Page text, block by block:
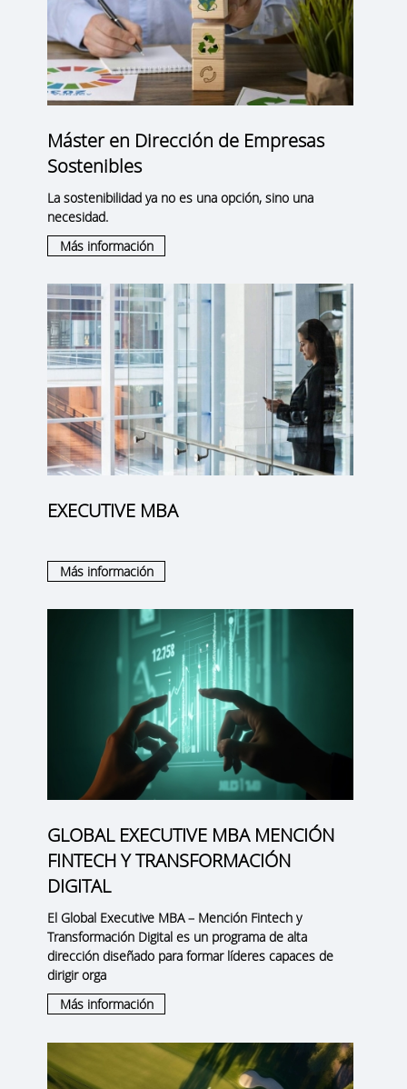
Máster en Dirección de Empresas
Sostenibles
La sostenibilidad ya no es una opción, sino una
necesidad.
Más información
EXECUTIVE MBA
Más información
GLOBAL EXECUTIVE MBA MENCIÓN
FINTECH Y TRANSFORMACIÓN
DIGITAL
El Global Executive MBA – Mención Fintech y
Transformación Digital es un programa de alta
dirección diseñado para formar líderes capaces de
dirigir orga
Más información